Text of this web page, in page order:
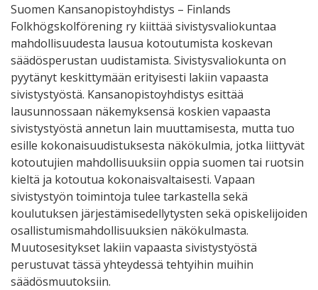
Suomen Kansanopistoyhdistys – Finlands
Folkhögskolförening ry kiittää sivistysvaliokuntaa
mahdollisuudesta lausua kotoutumista koskevan
säädösperustan uudistamista. Sivistysvaliokunta on
pyytänyt keskittymään erityisesti lakiin vapaasta
sivistystyöstä. Kansanopistoyhdistys esittää
lausunnossaan näkemyksensä koskien vapaasta
sivistystyöstä annetun lain muuttamisesta, mutta tuo
esille kokonaisuudistuksesta näkökulmia, jotka liittyvät
kotoutujien mahdollisuuksiin oppia suomen tai ruotsin
kieltä ja kotoutua kokonaisvaltaisesti. Vapaan
sivistystyön toimintoja tulee tarkastella sekä
koulutuksen järjestämisedellytysten sekä opiskelijoiden
osallistumismahdollisuuksien näkökulmasta.
Muutosesitykset lakiin vapaasta sivistystyöstä
perustuvat tässä yhteydessä tehtyihin muihin
säädösmuutoksiin.